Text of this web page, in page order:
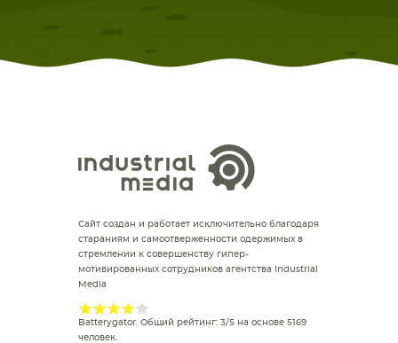
Сайт создан и работает исключительно благодаря
стараниям и самоотверженности одержимых в
стремлении к совершенству гипер-
мотивированных сотрудников агентства Industrial
Media
Batterygator. Общий рейтинг: 3/5 на основе 5169
человек.